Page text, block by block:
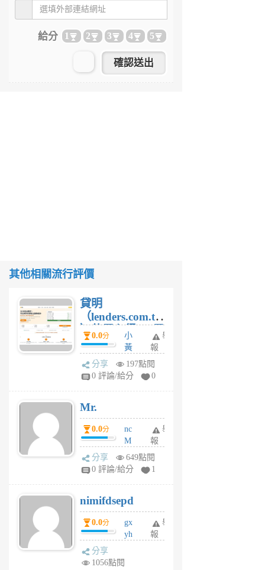
給分 1 2 3 4 5
其他相關流行評價
貸明
（lenders.com.tw
）使用心得 — 民
間貸款比較平台
體驗
0.0分
小
黃
蜂
1
舉
報
分享
197點閱
0 評論/給分
0
Mr.
0.0分
nc
M
U
F
U
5
個
月
舉
報
分享
649點閱
0 評論/給分
1
nimifdsepd
0.0分
gx
yh
舉
報
分享
1056點閱